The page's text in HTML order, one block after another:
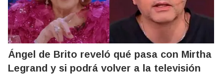
Ángel de Brito reveló qué pasa con Mirtha
Legrand y si podrá volver a la televisión